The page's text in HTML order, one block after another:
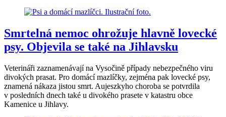
Smrtelná nemoc ohrožuje hlavně lovecké
psy. Objevila se také na Jihlavsku
Veterináři zaznamenávají na Vysočině případy nebezpečného viru
divokých prasat. Pro domácí mazlíčky, zejména pak lovecké psy,
znamená nákaza jistou smrt. Aujeszkyho choroba se potvrdila
v posledních dnech také u divokého prasete v katastru obce
Kamenice u Jihlavy.